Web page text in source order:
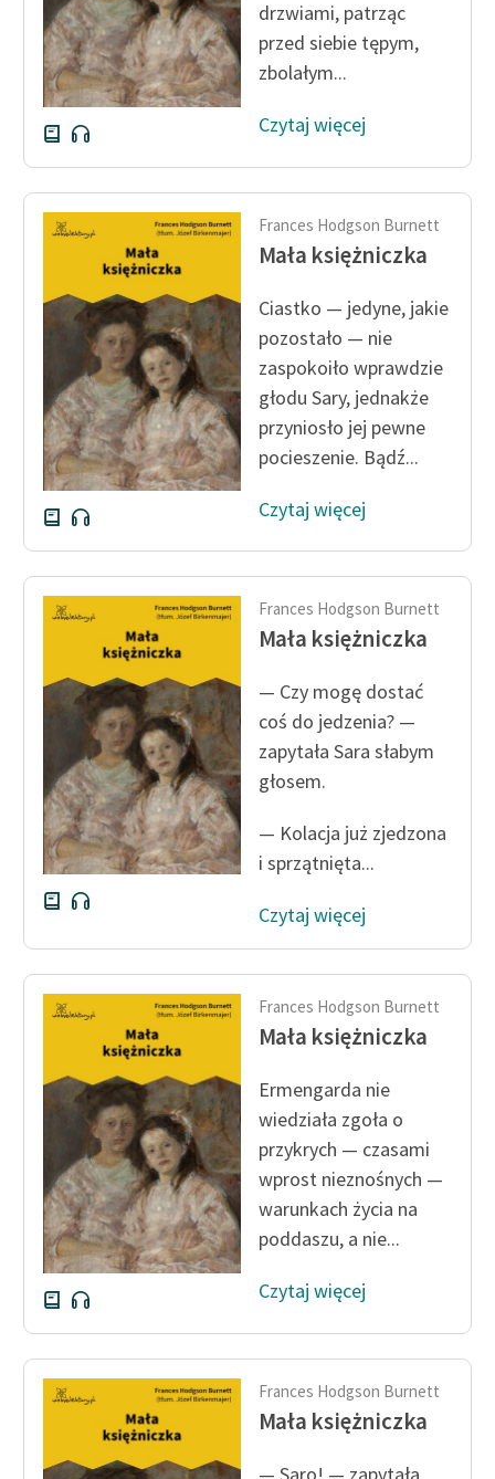
E-kolekcja lektur
szkolnych i literatury do
słuchania dla uczennic i
uczniów z
niepełnosprawnościami
Feministyczne inspiracje.
skandynawskiej literatury
feministycznej
Ręce pełne poezji
Kolekcje edukacyjne
twórców przechodzących
do domeny publicznej,
lektur szkolnych oraz
Starego Testamentu
Odkurzamy bohaterów
Szkoła Poezji Wolnych
Lektur
O nas
O projekcie
Zasady wykorzystania
Wolnych Lektur
Logotypy
Polityka prywatności
Regulamin biblioteki
Dane fundacji i
sprawozdania finansowe
Regulamin darowizn
Informacja o treściach
wrażliwych
Deklaracja dostępności
drzwiami, patrząc
przed siebie tępym,
zbolałym...
Czytaj więcej
Frances Hodgson Burnett
Mała księżniczka
Ciastko — jedyne, jakie
pozostało — nie
zaspokoiło wprawdzie
głodu Sary, jednakże
przyniosło jej pewne
pocieszenie. Bądź...
Czytaj więcej
Frances Hodgson Burnett
Mała księżniczka
— Czy mogę dostać
coś do jedzenia? —
zapytała Sara słabym
głosem.
— Kolacja już zjedzona
i sprzątnięta...
Czytaj więcej
Frances Hodgson Burnett
Mała księżniczka
Ermengarda nie
wiedziała zgoła o
przykrych — czasami
wprost nieznośnych —
warunkach życia na
poddaszu, a nie...
Czytaj więcej
Frances Hodgson Burnett
Mała księżniczka
— Saro! — zapytała